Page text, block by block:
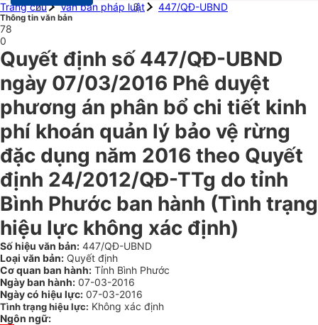
Trang chủ
Văn bản pháp luật 447/QĐ-UBND
Thông tin văn bản
78
0
Quyết định số 447/QĐ-UBND
ngày 07/03/2016 Phê duyệt
phương án phân bổ chi tiết kinh
phí khoán quản lý bảo vệ rừng
đặc dụng năm 2016 theo Quyết
định 24/2012/QĐ-TTg do tỉnh
Bình Phước ban hành (Tình trạng
hiệu lực không xác định)
Số hiệu văn bản: 447/QĐ-UBND
Loại văn bản: Quyết định
Cơ quan ban hành: Tỉnh Bình Phước
Ngày ban hành: 07-03-2016
Ngày có hiệu lực: 07-03-2016
Tình trạng hiệu lực: Không xác định
Ngôn ngữ: